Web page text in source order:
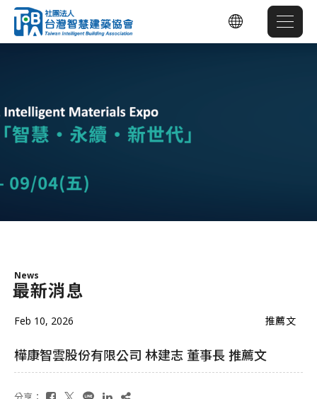
News
最新消息
Feb 10, 2026 推薦文
樺康智雲股份有限公司 林建志 董事長 推薦文